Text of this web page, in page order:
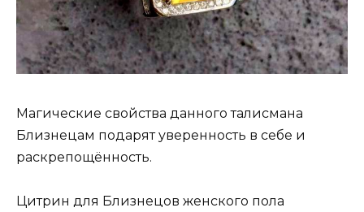
Магические свойства данного талисмана
Близнецам подарят уверенность в себе и
раскрепощённость.
Цитрин для Близнецов женского пола